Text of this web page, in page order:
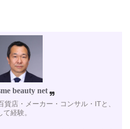
beauty net
店・メーカー・コンサル・ITと、
経験。